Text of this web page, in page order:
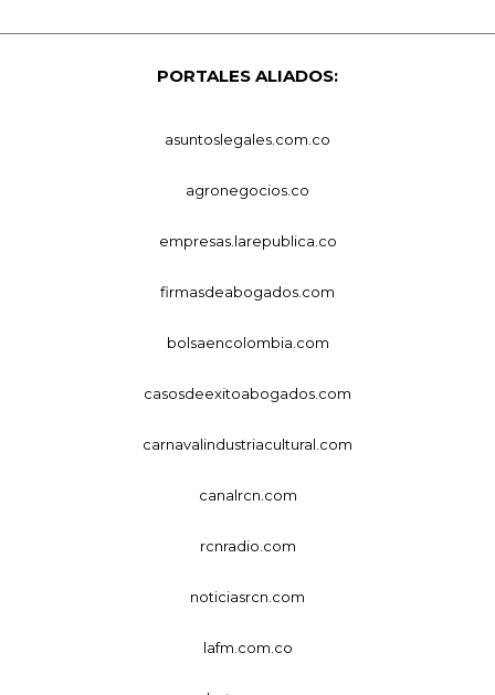
PORTALES ALIADOS:
asuntoslegales.com.co
agronegocios.co
empresas.larepublica.co
firmasdeabogados.com
bolsaencolombia.com
casosdeexitoabogados.com
carnavalindustriacultural.com
canalrcn.com
rcnradio.com
noticiasrcn.com
lafm.com.co